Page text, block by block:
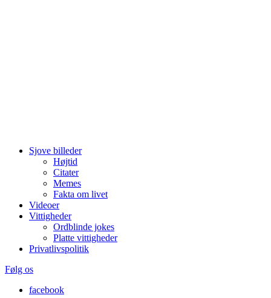
Sjove billeder
Højtid
Citater
Memes
Fakta om livet
Videoer
Vittigheder
Ordblinde jokes
Platte vittigheder
Privatlivspolitik
Følg os
facebook